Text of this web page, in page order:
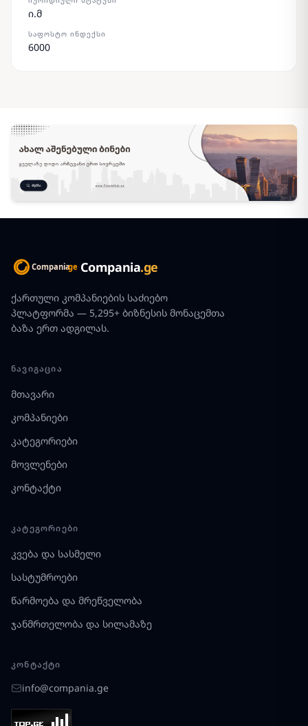
ი.მ
ᲡᲐᲤᲝᲡᲢᲝ ᲘᲜᲓᲔᲥᲡᲘ
6000
Compania.ge
ქართული კომპანიების საძიებო
პლატფორმა — 5,295+ ბიზნესის მონაცემთა
ბაზა ერთ ადგილას.
ᲜᲐᲕᲘᲒᲐᲪᲘᲐ
მთავარი
კომპანიები
კატეგორიები
მოვლენები
კონტაქტი
ᲙᲐᲢᲔᲒᲝᲠᲘᲔᲑᲘ
კვება და სასმელი
სასტუმროები
წარმოება და მრეწველობა
ჯანმრთელობა და სილამაზე
ᲙᲝᲜᲢᲐᲥᲢᲘ
info@compania.ge